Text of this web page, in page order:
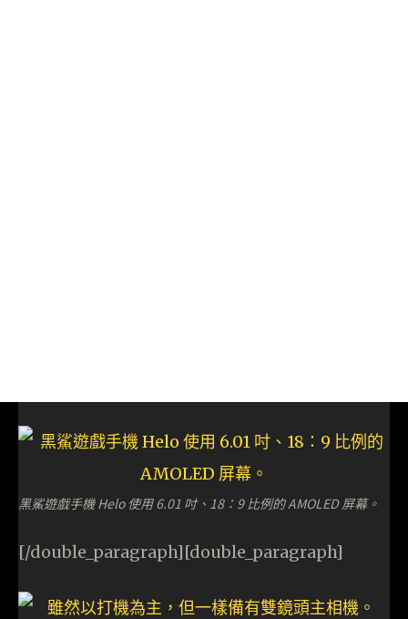
黑鯊遊戲手機 Helo 使用 6.01 吋、18：9 比例的 AMOLED 屏幕。
[/double_paragraph][double_paragraph]